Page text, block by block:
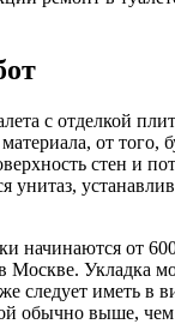
с отделкой
от того,
стен и
унитаз,
начинаются от
Москве. Укладка
следует иметь в
обычно выше, чем